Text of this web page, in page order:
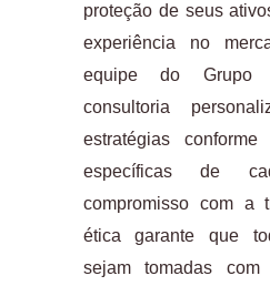
proteção de seus
experiência no
equipe do Grupo
consultoria
estratégias
específicas de
compromisso com a
ética garante que
sejam tomadas